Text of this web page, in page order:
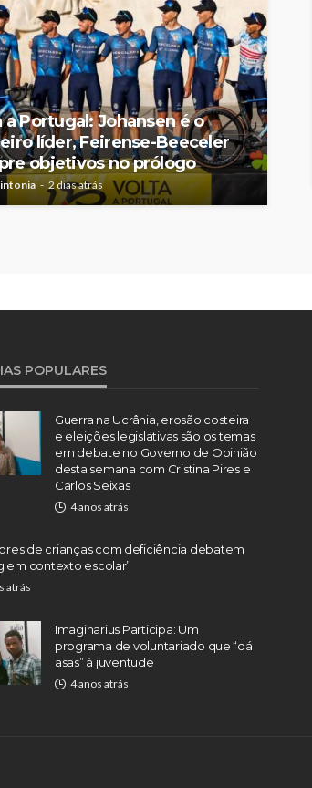
a Portugal: Johansen é o
líder, Feirense-Beeceler
objetivos no prólogo
2 dias atrás
POPULARES
Guerra na Ucrânia, erosão costeira
e eleições legislativas são os temas
em debate no Governo de Opinião
desta semana com Cristina Pires e
Carlos Seixas
4 anos atrás
de crianças com deficiência debatem
em contexto escolar’
atrás
Imaginarius Participa: Um
programa de voluntariado que “dá
asas” à juventude
4 anos atrás